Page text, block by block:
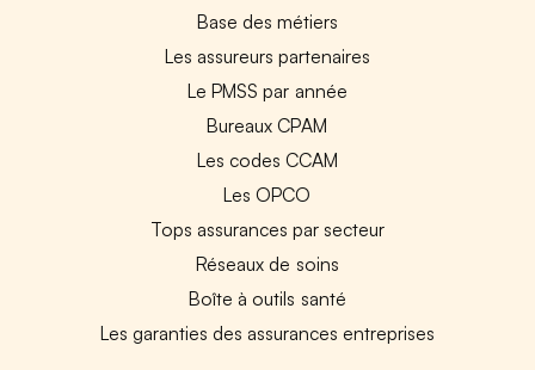
Base des métiers
Les assureurs partenaires
Le PMSS par année
Bureaux CPAM
Les codes CCAM
Les OPCO
Tops assurances par secteur
Réseaux de soins
Boîte à outils santé
Les garanties des assurances entreprises